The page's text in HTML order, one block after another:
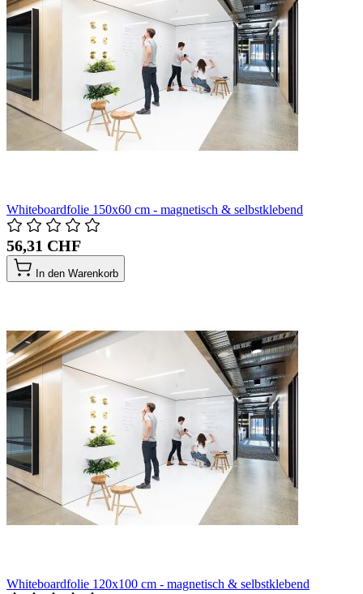
Whiteboardfolie 150x60 cm - magnetisch & selbstklebend
56,31 CHF
In den Warenkorb
Whiteboardfolie 120x100 cm - magnetisch & selbstklebend